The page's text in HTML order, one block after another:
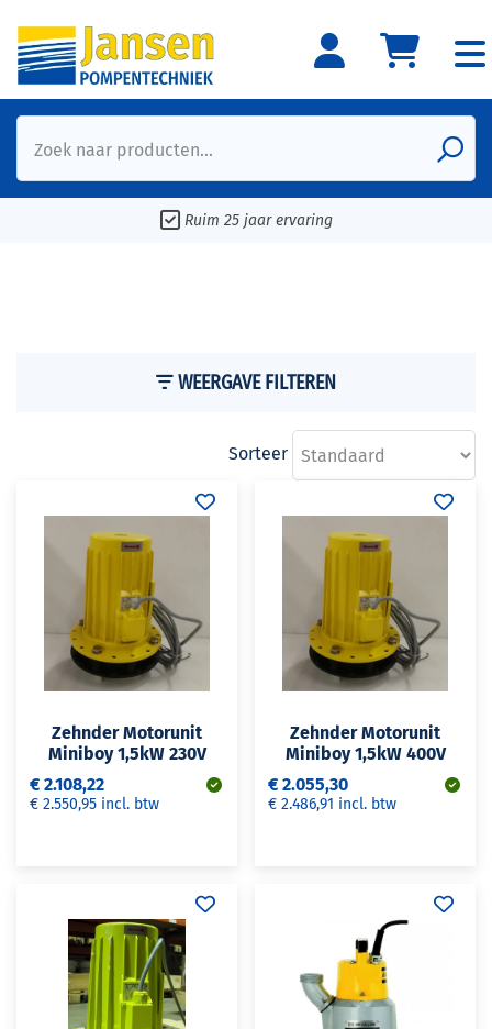
Zoek naar producten...
Ruim 25 jaar ervaring
WEERGAVE FILTEREN
Sorteer
Zehnder Motorunit
Miniboy 1,5kW 230V
€ 2.108,22
€ 2.550,95 incl. btw
Zehnder Motorunit
Miniboy 1,5kW 400V
€ 2.055,30
€ 2.486,91 incl. btw